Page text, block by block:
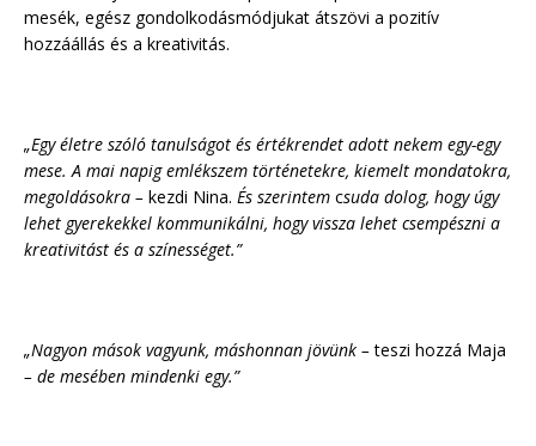
mesék, egész gondolkodásmódjukat átszövi a pozitív
hozzáállás és a kreativitás.
„Egy életre szóló tanulságot és értékrendet adott nekem egy-egy
mese. A mai napig emlékszem történetekre, kiemelt mondatokra,
megoldásokra – kezdi Nina. És szerintem csuda dolog, hogy úgy
lehet gyerekekkel kommunikálni, hogy vissza lehet csempészni a
kreativitást és a színességet.”
„Nagyon mások vagyunk, máshonnan jövünk –teszi hozzá Maja
– de mesében mindenki egy.”